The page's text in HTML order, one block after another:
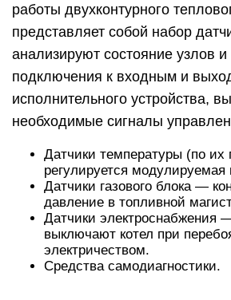
работы двухконтурного
представляет собой набор
анализируют состояние узлов и
подключения к входным и
исполнительного устройства,
необходимые сигналы
Датчики температуры (по их
регулируется модулируемая
Датчики газового блока —
давление в топливной
Датчики электроснабжения
выключают котел при
электричеством.
Средства самодиагностики.